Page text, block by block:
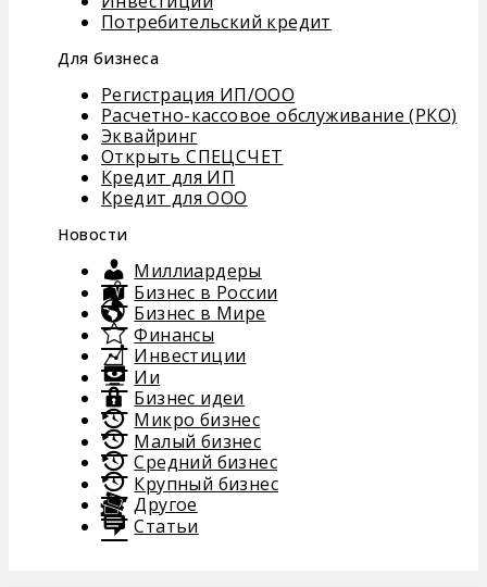
Потребительский кредит
Для бизнеса
Регистрация ИП/ООО
Расчетно-кассовое обслуживание (РКО)
Эквайринг
Открыть СПЕЦСЧЕТ
Кредит для ИП
Кредит для ООО
Новости
Миллиардеры
Бизнес в России
Бизнес в Мире
Финансы
Инвестиции
Ии
Бизнес идеи
Микро бизнес
Малый бизнес
Средний бизнес
Крупный бизнес
Другое
Статьи